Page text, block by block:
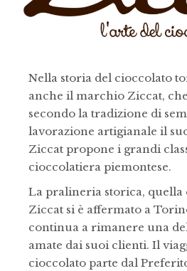
Nella storia del cioccolato
anche il marchio Ziccat,
secondo la tradizione di
lavorazione artigianale il
Ziccat propone i grandi
cioccolatiera piemontese.
La pralineria storica, quella
Ziccat si è affermato a
continua a rimanere una
amate dai suoi clienti. Il
cioccolato parte dal